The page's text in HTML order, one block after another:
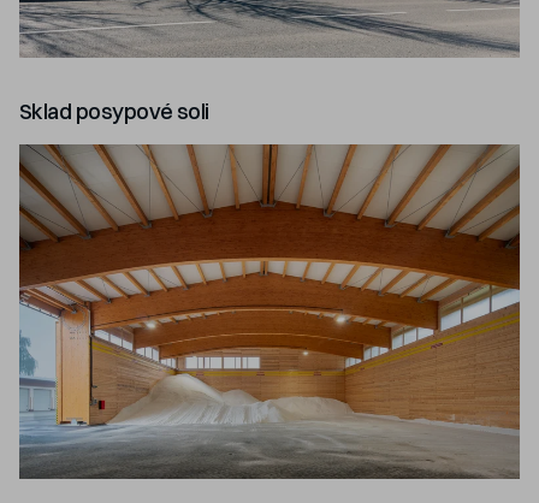
Sklad posypové soli